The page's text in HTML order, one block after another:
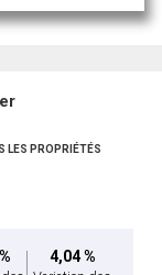
LES PROPRIÉTÉS
4,04 %